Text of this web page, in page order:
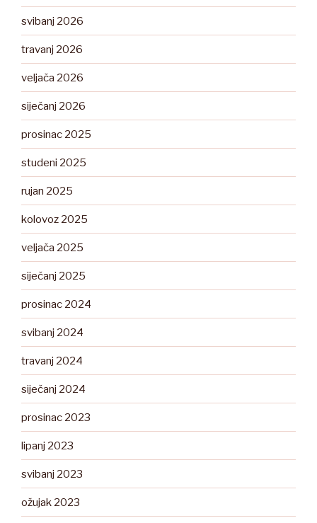
svibanj 2026
travanj 2026
veljača 2026
siječanj 2026
prosinac 2025
studeni 2025
rujan 2025
kolovoz 2025
veljača 2025
siječanj 2025
prosinac 2024
svibanj 2024
travanj 2024
siječanj 2024
prosinac 2023
lipanj 2023
svibanj 2023
ožujak 2023